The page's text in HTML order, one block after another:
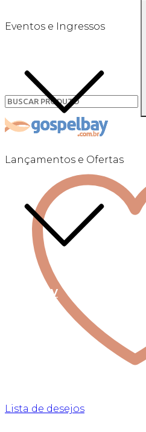
Eventos e Ingressos
Lançamentos e Ofertas
Linha +QV
Lista de desejos